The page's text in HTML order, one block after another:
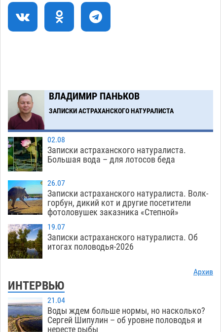
11:08 Как астраханцы назвали своих детей в июле
Загрузить еще
ВЛАДИМИР ПАНЬКОВ
ЗАПИСКИ АСТРАХАНСКОГО НАТУРАЛИСТА
02.08
Записки астраханского натуралиста.
Большая вода – для лотосов беда
26.07
Записки астраханского натуралиста. Волк-
горбун, дикий кот и другие посетители
фотоловушек заказника «Степной»
19.07
Записки астраханского натуралиста. Об
итогах половодья-2026
Архив
ИНТЕРВЬЮ
21.04
Воды ждем больше нормы, но насколько?
Сергей Шипулин – об уровне половодья и
нересте рыбы